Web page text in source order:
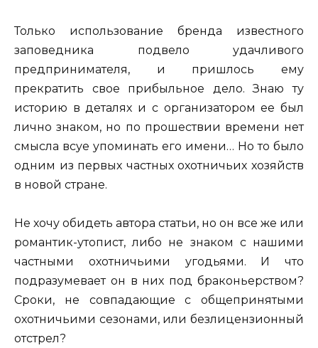
Только использование бренда известного
заповедника подвело удачливого
предпринимателя, и пришлось ему
прекратить свое прибыльное дело. Знаю ту
историю в деталях и с организатором ее был
лично знаком, но по прошествии времени нет
смысла всуе упоминать его имени… Но то было
одним из первых частных охотничьих хозяйств
в новой стране.
Не хочу обидеть автора статьи, но он все же или
романтик-утопист, либо не знаком с нашими
частными охотничьими угодьями. И что
подразумевает он в них под браконьерством?
Сроки, не совпадающие с общепринятыми
охотничьими сезонами, или безлицензионный
отстрел?